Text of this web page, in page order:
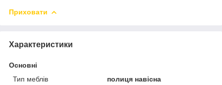
Приховати
Характеристики
Основні
Тип меблів
полиця навісна